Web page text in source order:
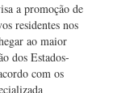
a promoção de
residentes nos
ao maior
dos Estados-
com os